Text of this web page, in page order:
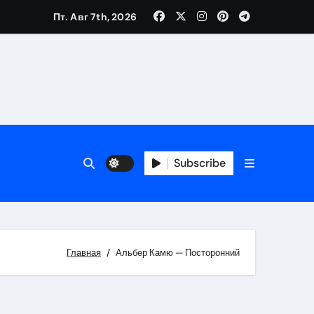
Пт. Авг 7th, 2026
Subscribe
Главная Альбер Камю — Посторонний